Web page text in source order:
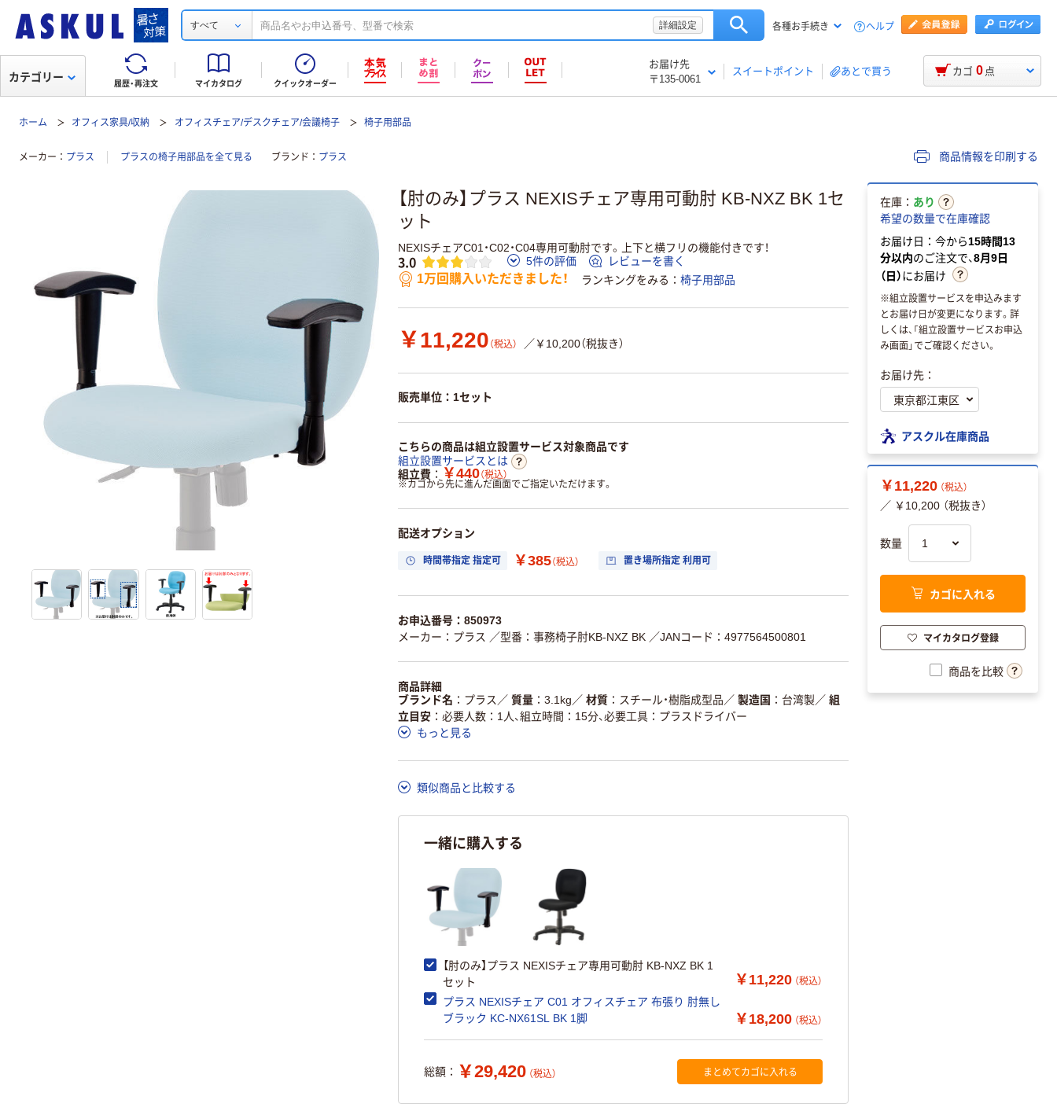
すべて 詳細設定 各種お手続き ヘルプ
履歴・再注文 マイカタログ クイックオーダー
お届け先
〒135-0061
スイートポイント あとで買う
カテゴリー カゴ 0 点
ホーム オフィス家具/収納 オフィスチェア/デスクチェア/会議椅子 椅子用部品
メーカー プラス プラスの椅子用部品を全て見る ブランド プラス 商品情報を印刷する
【肘のみ】プラス NEXISチェア専用可動肘 KB-NXZ BK 1セ
ット
NEXISチェアC01・C02・C04専用可動肘です。上下と横フリの機能付きです！
3.0 5件の評価 レビューを書く
1万回購入いただきました！ ランキングをみる 椅子用部品
￥11,220 （税込） ／￥10,200（税抜き）
販売単位：1セット
こちらの商品は組立設置サービス対象商品です
組立設置サービスとは
組立費
￥440（税込）
※カゴから先に進んだ画面でご指定いただけます。
配送オプション
時間帯指定 指定可 ￥385（税込） 置き場所指定 利用可
お申込番号：850973
メーカー：プラス ／型番：事務椅子肘KB-NXZ BK ／JANコード：4977564500801
商品詳細
ブランド名
プラス ／ 質量 3.1kg／ 材質 スチール・樹脂成型品／ 製造国 台湾製／ 組
立目安
必要人数：1人、組立時間：15分、必要工具：プラスドライバー
もっと見る
類似商品と比較する
一緒に購入する
【肘のみ】プラス NEXISチェア専用可動肘 KB-NXZ BK 1
セット
￥11,220 （税込）
プラス NEXISチェア C01 オフィスチェア 布張り 肘無し
ブラック KC-NX61SL BK 1脚
￥18,200 （税込）
総額： ￥29,420 （税込） まとめてカゴに入れる
在庫： あり
希望の数量で在庫確認
お届け日：今から15時間13
分以内のご注文で、8月9日
（日）にお届け
※組立設置サービスを申込みます
とお届け日が変更になります。詳
しくは、「組立設置サービスお申込
み画面」でご確認ください。
お届け先：
アスクル在庫商品
￥11,220 （税込）
／ ￥10,200 （税抜き）
数量
カゴに入れる
マイカタログ登録
商品を比較